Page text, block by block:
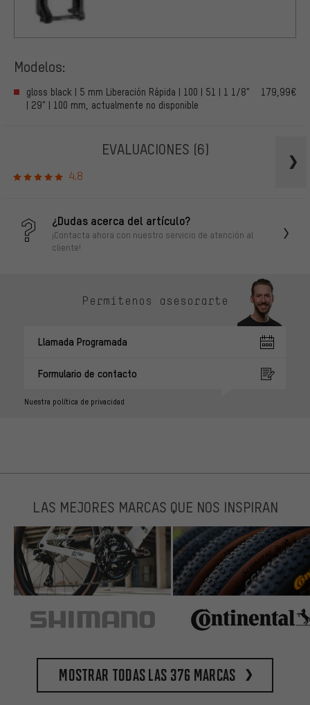
Modelos:
gloss black | 5 mm Liberación Rápida | 100 | 51 | 1 1/8"
| 29" | 100 mm, actualmente no disponible
179,99€
EVALUACIONES (6)
4.8
¿Dudas acerca del artículo?
¡Contacta ahora con nuestro servicio de atención al
cliente!
Permítenos asesorarte
Llamada Programada
Formulario de contacto
Nuestra política de privacidad
LAS MEJORES MARCAS QUE NOS INSPIRAN
Mostrar todas las 376 marcas